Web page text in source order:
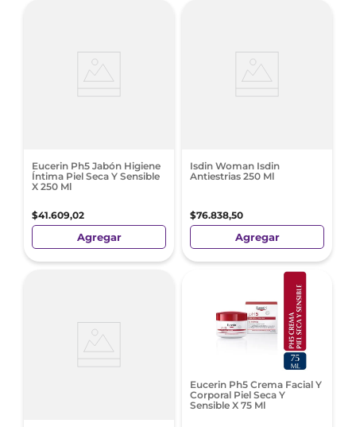
Eucerin Ph5 Jabón Higiene
Íntima Piel Seca Y Sensible
X 250 Ml
$41.609,02
Agregar
Isdin Woman Isdin
Antiestrias 250 Ml
$76.838,50
Agregar
Eucerin Ph5 Crema Facial Y
Corporal Piel Seca Y
Sensible X 75 Ml